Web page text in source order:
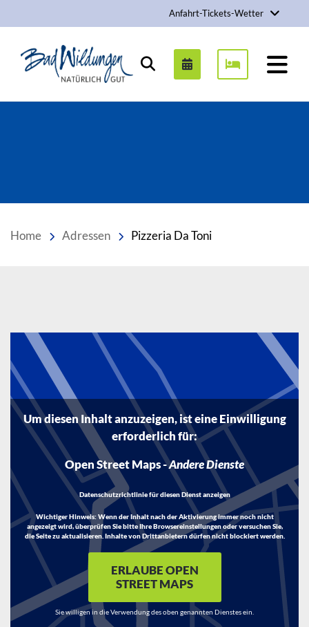
Anfahrt-Tickets-Wetter
Stadt Bad Wildungen
Suchen
Home Adressen Pizzeria Da Toni
Um diesen Inhalt anzuzeigen, ist eine Einwilligung
erforderlich für:
Open Street Maps-Andere Dienste
Datenschutzrichtlinie für diesen Dienst anzeigen
Wichtiger Hinweis:Wenn der Inhalt nach der Aktivierung immer noch nicht
angezeigt wird, überprüfen Sie bitte Ihre Browsereinstellungen oder versuchen Sie,
die Seite zu aktualisieren. Inhalte von Drittanbietern dürfen nicht blockiert werden.
ERLAUBE OPEN
STREET MAPS
Sie willigen in die Verwendung des oben genannten Dienstes ein.